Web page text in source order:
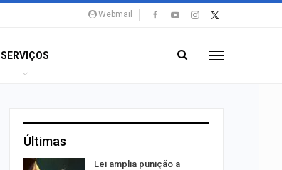
Webmail
SERVIÇOS
Últimas
Lei amplia punição a